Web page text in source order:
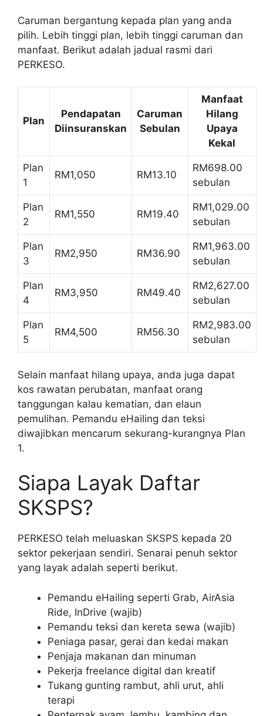
Caruman bergantung kepada plan yang anda
pilih. Lebih tinggi plan, lebih tinggi caruman dan
manfaat. Berikut adalah jadual rasmi dari
PERKESO.
Plan
Pendapatan
Diinsuranskan
Caruman
Sebulan
Manfaat
Hilang
Upaya
Kekal
Plan
1
RM1,050 RM13.10
RM698.00
sebulan
Plan
2
RM1,550 RM19.40
RM1,029.00
sebulan
Plan
3
RM2,950 RM36.90
RM1,963.00
sebulan
Plan
4
RM3,950 RM49.40
RM2,627.00
sebulan
Plan
5
RM4,500 RM56.30
RM2,983.00
sebulan
Selain manfaat hilang upaya, anda juga dapat
kos rawatan perubatan, manfaat orang
tanggungan kalau kematian, dan elaun
pemulihan. Pemandu eHailing dan teksi
diwajibkan mencarum sekurang-kurangnya Plan
1.
Siapa Layak Daftar
SKSPS?
PERKESO telah meluaskan SKSPS kepada 20
sektor pekerjaan sendiri. Senarai penuh sektor
yang layak adalah seperti berikut.
Pemandu eHailing seperti Grab, AirAsia
Ride, InDrive (wajib)
Pemandu teksi dan kereta sewa (wajib)
Peniaga pasar, gerai dan kedai makan
Penjaja makanan dan minuman
Pekerja freelance digital dan kreatif
Tukang gunting rambut, ahli urut, ahli
terapi